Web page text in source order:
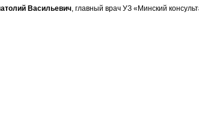
Васильевич, главный врач УЗ «Минский